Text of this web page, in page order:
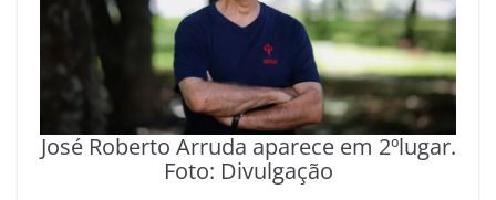
José Roberto Arruda aparece em 2ºlugar.
Foto: Divulgação